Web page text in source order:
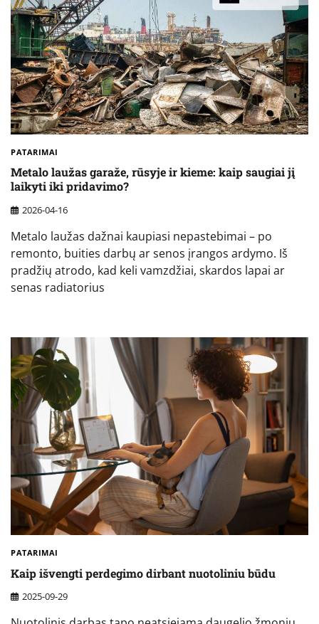
PATARIMAI
Metalo laužas garaže, rūsyje ir kieme: kaip saugiai jį
laikyti iki pridavimo?
2026-04-16
Metalo laužas dažnai kaupiasi nepastebimai – po
remonto, buities darbų ar senos įrangos ardymo. Iš
pradžių atrodo, kad keli vamzdžiai, skardos lapai ar
senas radiatorius
PATARIMAI
Kaip išvengti perdegimo dirbant nuotoliniu būdu
2025-09-29